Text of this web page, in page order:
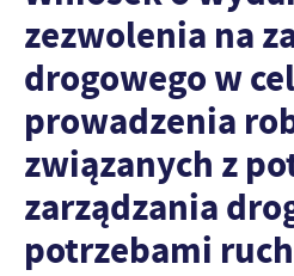
zezwolenia na
drogowego w
prowadzenia
związanych z
zarządzania
potrzebami